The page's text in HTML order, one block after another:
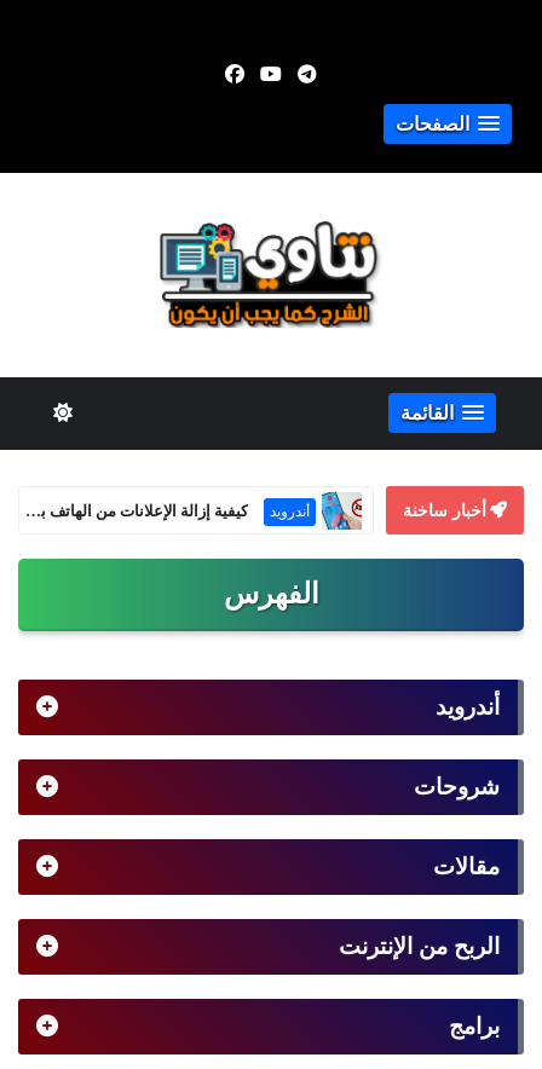
الصفحات
القائمة
أخبار ساخنة أندرويد كيفية إزالة الإعلانات من الهاتف بشكل نهائي 2026
الفهرس
أندرويد
شروحات
مقالات
الربح من الإنترنت
برامج